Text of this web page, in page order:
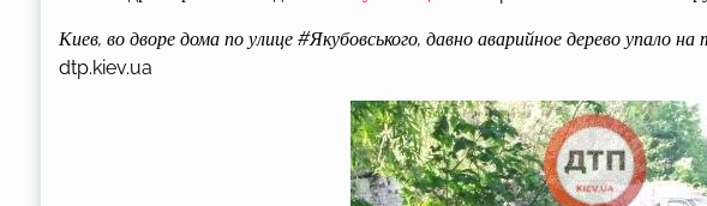
Киев, во дворе дома по улице #Якубовського, давно аварийное дерево упало
dtp.kiev.ua